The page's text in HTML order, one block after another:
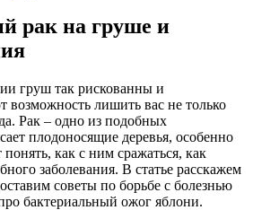
рак на груше и
груш так рискованны и
лишить вас не только
Рак – одно из подобных
плодоносящие деревья, особенно
как с ним сражаться, как
заболевания. В статье расскажем
советы по борьбе с болезнью
бактериальный ожог яблони.